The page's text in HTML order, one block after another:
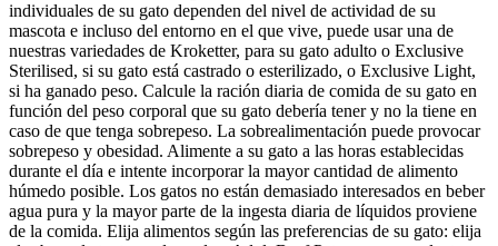
individuales de su gato dependen del nivel de actividad de su
mascota e incluso del entorno en el que vive, puede usar una de
nuestras variedades de Kroketter, para su gato adulto o Exclusive
Sterilised, si su gato está castrado o esterilizado, o Exclusive Light,
si ha ganado peso. Calcule la ración diaria de comida de su gato en
función del peso corporal que su gato debería tener y no la tiene en
caso de que tenga sobrepeso. La sobrealimentación puede provocar
sobrepeso y obesidad. Alimente a su gato a las horas establecidas
durante el día e intente incorporar la mayor cantidad de alimento
húmedo posible. Los gatos no están demasiado interesados en beber
agua pura y la mayor parte de la ingesta diaria de líquidos proviene
de la comida. Elija alimentos según las preferencias de su gato: elija